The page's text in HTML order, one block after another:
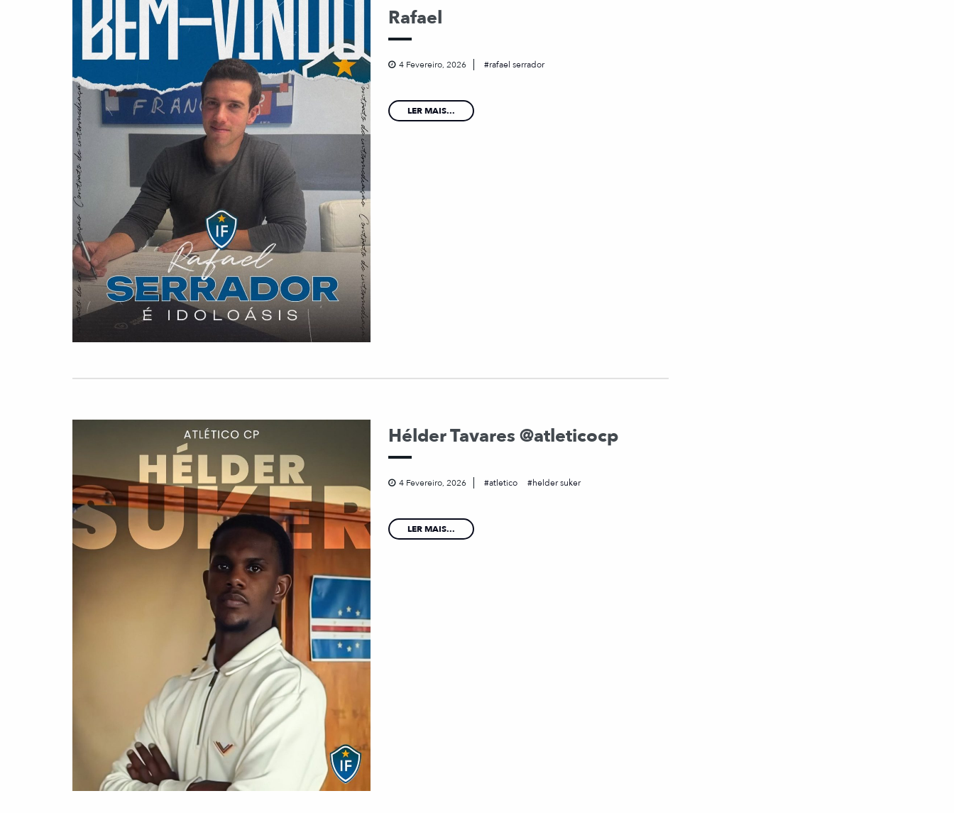
Rafael
4 Fevereiro, 2026 rafael serrador
LER MAIS...
Hélder Tavares @atleticocp
4 Fevereiro, 2026 atletico helder suker
LER MAIS...